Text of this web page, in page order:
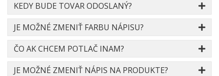
KEDY BUDE TOVAR ODOSLANÝ?
JE MOŽNÉ ZMENIŤ FARBU NÁPISU?
ČO AK CHCEM POTLAČ INAM?
JE MOŽNÉ ZMENIŤ NÁPIS NA PRODUKTE?